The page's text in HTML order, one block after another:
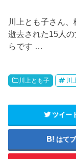
川上とも子さん
逝去された15人
らです …
川上とも子 川
ツイー
はてブ